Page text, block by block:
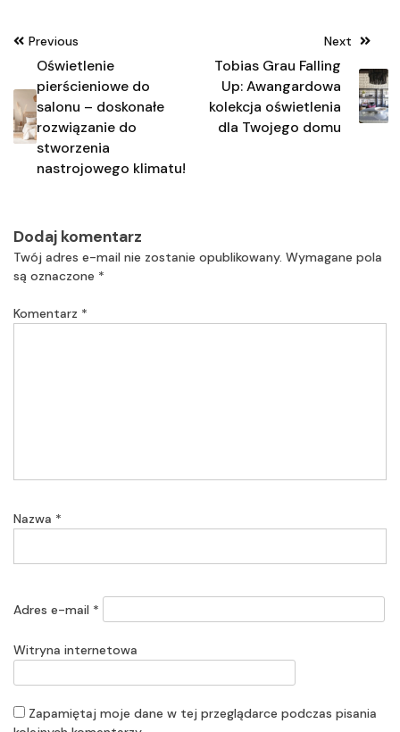
Nawigacja
wpisu
Previous
Oświetlenie
pierścieniowe do
salonu – doskonałe
rozwiązanie do
stworzenia
nastrojowego klimatu!
Next
Tobias Grau Falling
Up: Awangardowa
kolekcja oświetlenia
dla Twojego domu
Dodaj komentarz
Twój adres e-mail nie zostanie opublikowany. Wymagane pola
są oznaczone *
Komentarz *
Nazwa *
Adres e-mail *
Witryna internetowa
Zapamiętaj moje dane w tej przeglądarce podczas pisania